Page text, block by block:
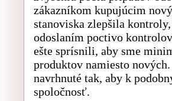
zákazníkom kupujúcim
stanoviska zlepšila
odoslaním poctivo
ešte sprísnili, aby sme
produktov namiesto
navrhnuté tak, aby k
spoločnosť.